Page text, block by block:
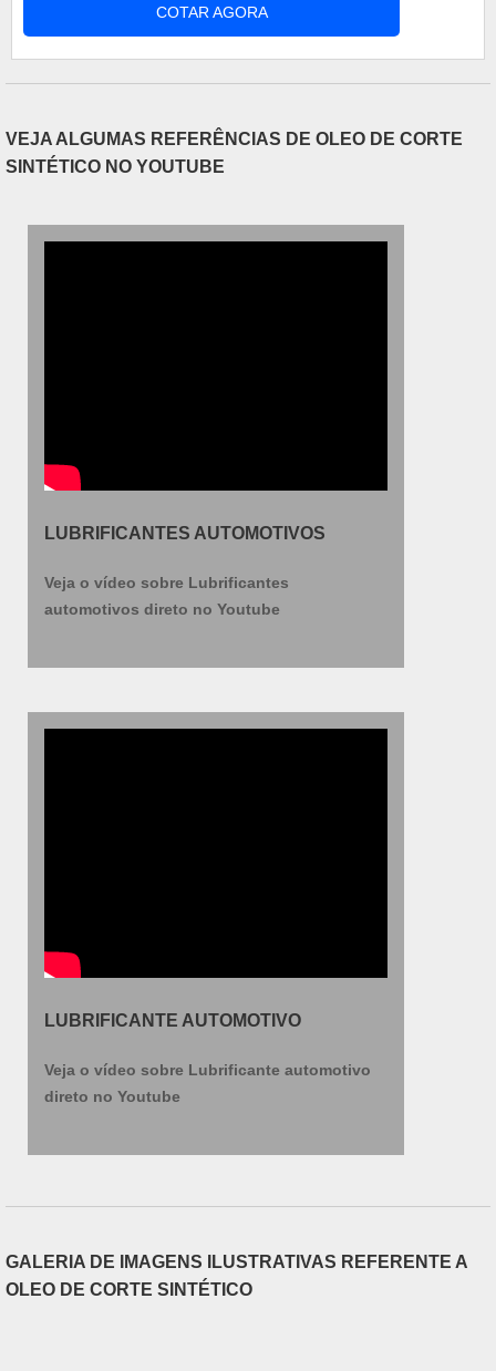
Alimentos congelados; Alimentos perecíveis;
Medicamentos; Utilitários como o gelo. Instalação
COTAR AGORA
VEJA ALGUMAS REFERÊNCIAS DE OLEO DE CORTE
SINTÉTICO NO YOUTUBE
LUBRIFICANTES AUTOMOTIVOS
Veja o vídeo sobre Lubrificantes
automotivos direto no Youtube
LUBRIFICANTE AUTOMOTIVO
Veja o vídeo sobre Lubrificante automotivo
direto no Youtube
GALERIA DE IMAGENS ILUSTRATIVAS REFERENTE A
OLEO DE CORTE SINTÉTICO